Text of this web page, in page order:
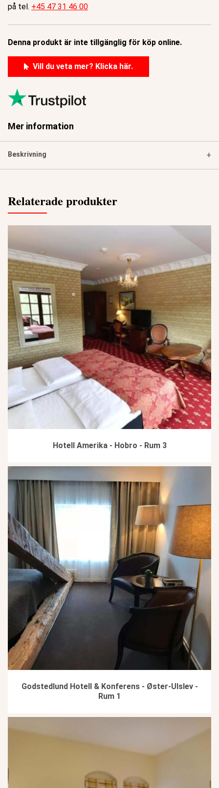
på tel. +45 47 31 46 00
Denna produkt är inte tillgänglig för köp online.
Vill du veta mer? Klicka här.
Mer information
Beskrivning +
Relaterade produkter
Hotell Amerika - Hobro - Rum 3
Godstedlund Hotell & Konferens - Øster-Ulslev -
Rum 1